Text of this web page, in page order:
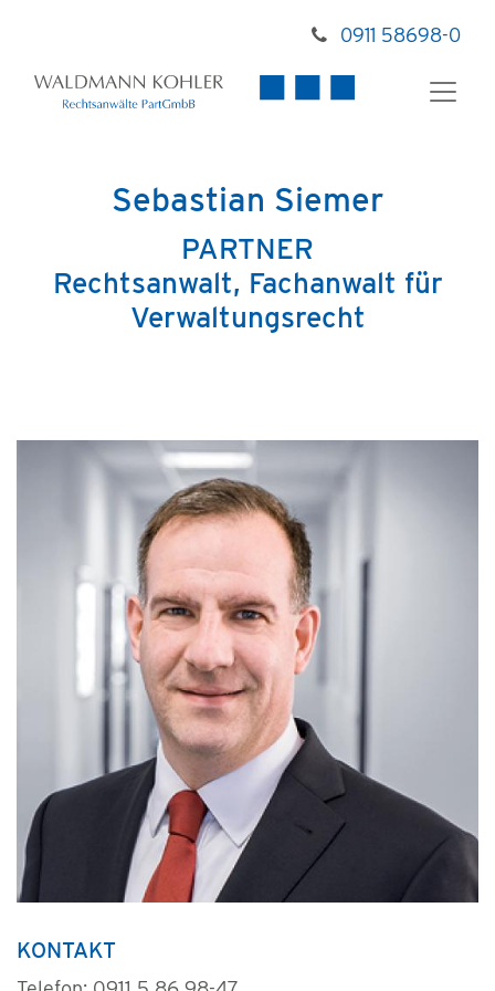
0911 58698-0
Sebastian Siemer
PARTNER
Rechtsanwalt, Fachanwalt für
Verwaltungsrecht
KONTAKT